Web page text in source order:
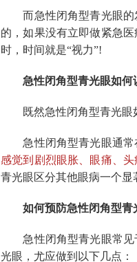
而急性闭角型青光眼的
的，如果没有立即做紧急
时，时间就是“视力”!
急性闭角型青光眼如何
既然急性闭角型青光眼
急性闭角型青光眼通常
感觉到剧烈眼胀、眼痛、头
青光眼区分其他眼病一个
如何预防急性闭角型青
急性闭角型青光眼常见
光眼，尤应做到以下几点：